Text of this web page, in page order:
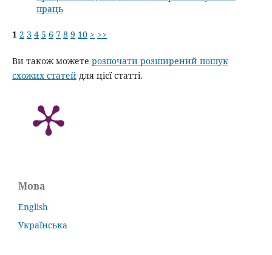
праць
1 2 3 4 5 6 7 8 9 10 > >>
Ви також можете розпочати розширений пошук
схожих статейдля цієї статті.
Мова
English
Українська